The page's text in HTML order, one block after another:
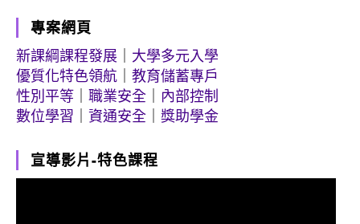
專案網頁
新課綱課程發展
大學多元入學
優質化特色領航
教育儲蓄專戶
性別平等
職業安全
內部控制
數位學習
資通安全 獎助學金
宣導影片-特色課程